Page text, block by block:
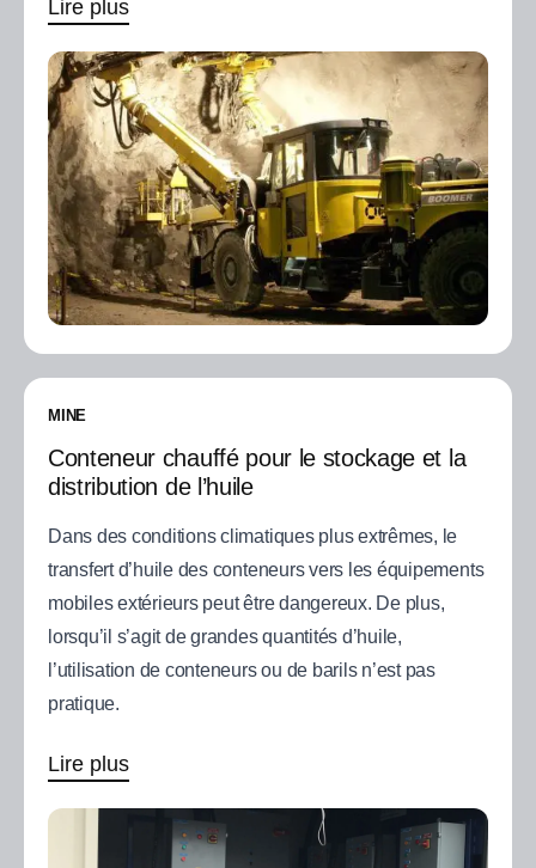
Lire plus
MINE
Conteneur chauffé pour le stockage et la
distribution de l’huile
Dans des conditions climatiques plus extrêmes, le
transfert d’huile des conteneurs vers les équipements
mobiles extérieurs peut être dangereux. De plus,
lorsqu’il s’agit de grandes quantités d’huile,
l’utilisation de conteneurs ou de barils n’est pas
pratique.
Lire plus